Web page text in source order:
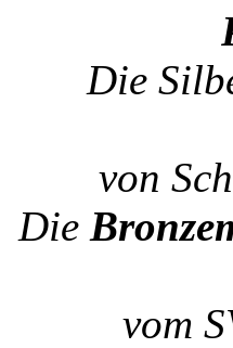
Die
von
Die
vom